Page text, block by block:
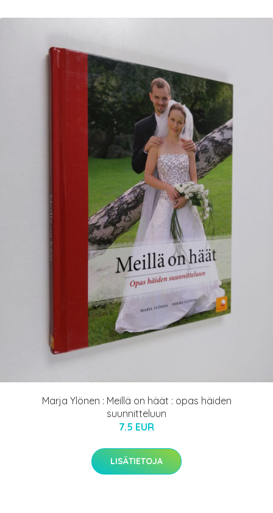
Marja Ylönen : Meillä on häät : opas häiden
suunnitteluun
7.5 EUR
LISÄTIETOJA